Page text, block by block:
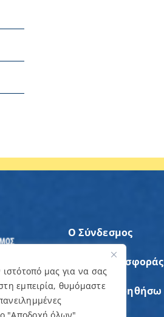
μας για να σας
εμπειρία, θυμόμαστε
Ο Σύνδεσμος
Άξονες Προσφοράς
Θέλω να Βοηθήσω